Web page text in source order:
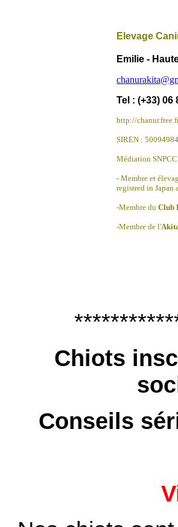
Elevage
Emilie -
Tel : (+33) 06
http://
SIREN :
Médiation SNPCC
- Membre et
registred in Japan
-Membre du Club
-Membre de l'
Chiots
Conseils